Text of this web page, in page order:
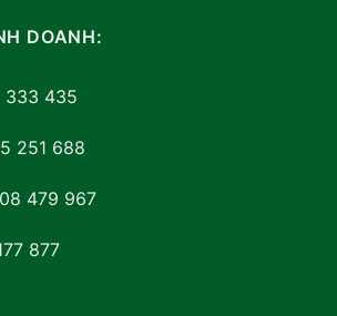
DOANH:
333 435
251 688
479 967
877